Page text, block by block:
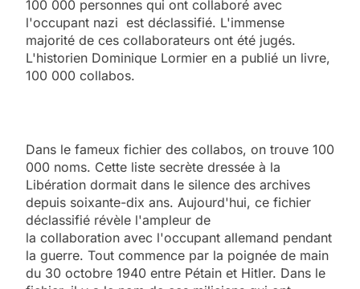
100 000 personnes qui ont collaboré avec
l'occupant nazi est déclassifié. L'immense
majorité de ces collaborateurs ont été jugés.
L'historien Dominique Lormier en a publié un livre,
100 000 collabos.
Dans le fameux fichier des collabos, on trouve 100
000 noms. Cette liste secrète dressée à la
Libération dormait dans le silence des archives
depuis soixante-dix ans. Aujourd'hui, ce fichier
déclassifié révèle l'ampleur de
la collaboration avec l'occupant allemand pendant
la guerre. Tout commence par la poignée de main
du 30 octobre 1940 entre Pétain et Hitler. Dans le